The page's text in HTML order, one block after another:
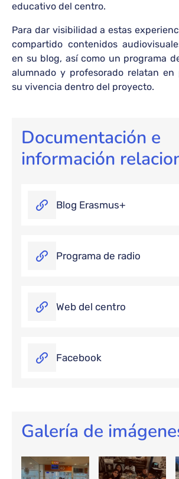
educativo del centro.
Para dar visibilidad a estas
compartido contenidos
en su blog, así como un programa
alumnado y profesorado relatan en
su vivencia dentro del proyecto.
Documentación e
información
Blog Erasmus+
Programa de radio
Web del centro
Facebook
Galería de